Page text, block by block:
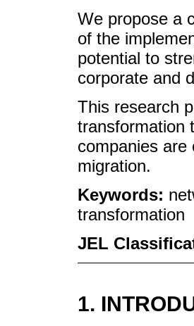
We propose a
of the
potential to
corporate and
This research
transformation
companies are
migration.
Keywords:
transformation
JEL
1.